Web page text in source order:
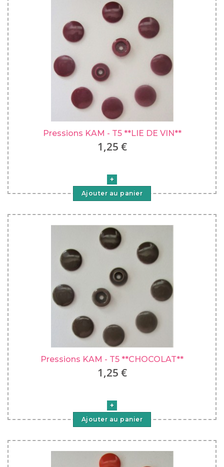
Pressions KAM - T5 **LIE DE VIN**
1,25 €
Ajouter au panier
Pressions KAM - T5 **CHOCOLAT**
1,25 €
Ajouter au panier